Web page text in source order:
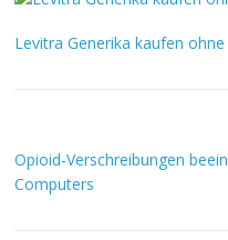
Levitra Generika kaufen
Opioid-Verschreibungen
Computers